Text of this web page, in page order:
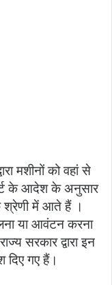
मशीनों को वहां से
के आदेश के अनुसार
श्रेणी में आते हैं ।
या आवंटन करना
सरकार द्वारा इन
दिए गए हैं।